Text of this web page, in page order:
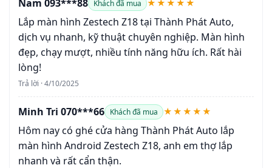
Nam 093***88 Khách đã mua ★★★★★
Lắp màn hình Zestech Z18 tại Thành Phát Auto,
dịch vụ nhanh, kỹ thuật chuyên nghiệp. Màn hình
đẹp, chạy mượt, nhiều tính năng hữu ích. Rất hài
lòng!
Trả lời · 4/10/2025
Minh Tri 070***66 Khách đã mua ★★★★★
Hôm nay có ghé cửa hàng Thành Phát Auto lắp
màn hình Android Zestech Z18, anh em thợ lắp
nhanh và rất cẩn thận.